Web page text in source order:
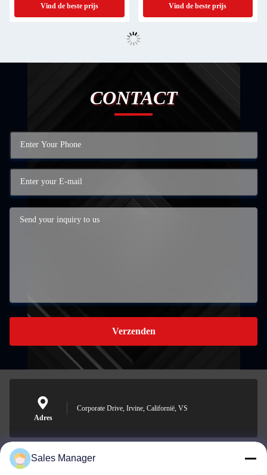
Vind de beste prijs
Vind de beste prijs
CONTACT
Verzenden
Adres
Corporate Drive, Irvine, Californië, VS
Sales Manager